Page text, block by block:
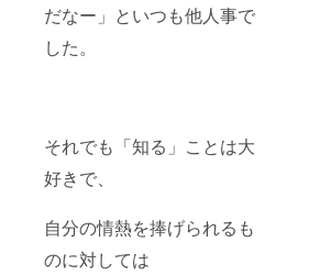
だなー」といつも他人事で
した。
それでも「知る」ことは大
好きで、
自分の情熱を捧げられるも
のに対しては